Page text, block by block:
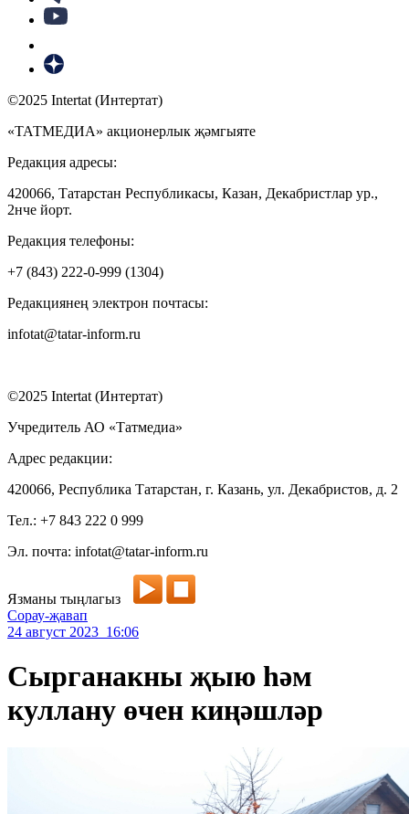
©2025 Intertat (Интертат)
«ТАТМЕДИА» акционерлык җәмгыяте
Редакция адресы:
420066, Татарстан Республикасы, Казан, Декабристлар ур.,
2нче йорт.
Редакция телефоны:
+7 (843) 222-0-999 (1304)
Редакциянең электрон почтасы:
infotat@tatar-inform.ru
©2025 Intertat (Интертат)
Учредитель АО «Татмедиа»
Адрес редакции:
420066, Республика Татарстан, г. Казань, ул. Декабристов, д. 2
Тел.: +7 843 222 0 999
Эл. почта: infotat@tatar-inform.ru
Язманы тыңлагыз
Сорау-җавап
24 август 2023 16:06
Сырганакны җыю һәм
куллану өчен киңәшләр